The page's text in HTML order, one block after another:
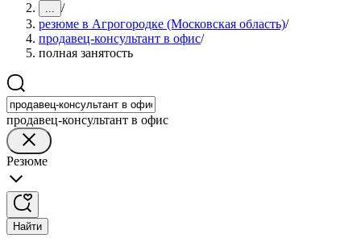
... /
резюме в Агрогородке (Московская область)/
продавец-консультант в офис/
полная занятость
продавец-консультант в офис
Резюме
Найти